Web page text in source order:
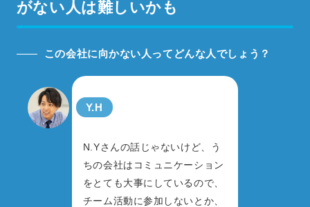
がない人は難しいかも
この会社に向かない人ってどんな人でしょう？
Y.H
N.Yさんの話じゃないけど、う
ちの会社はコミュニケーション
をとても大事にしているので、
チーム活動に参加しないとか、